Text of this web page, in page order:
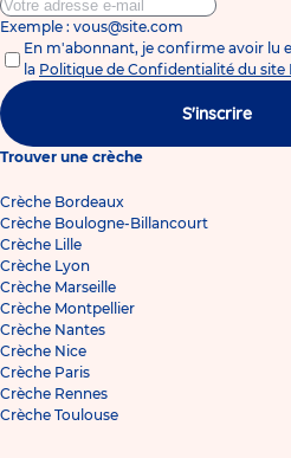
Exemple : vous@site.com
En m'abonnant, je confirme avoir lu
la Politique de Confidentialité du site
S'inscrire
Trouver une crèche
Crèche Bordeaux
Crèche Boulogne-Billancourt
Crèche Lille
Crèche Lyon
Crèche Marseille
Crèche Montpellier
Crèche Nantes
Crèche Nice
Crèche Paris
Crèche Rennes
Crèche Toulouse